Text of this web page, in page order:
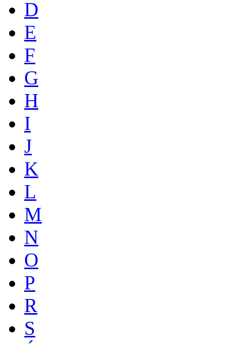
D
E
F
G
H
I
J
K
L
M
N
O
P
R
S